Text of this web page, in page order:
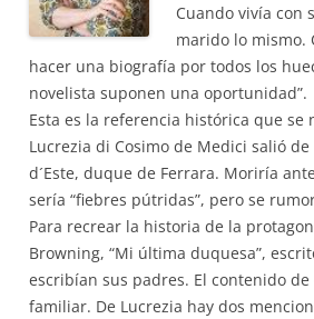
Cuando vivía con
marido lo mismo.
hacer una biografía por todos los
novelista suponen una oportunidad”.
Esta es la referencia histórica que se
Lucrezia di Cosimo de Medici salió
d´Este, duque de Ferrara. Moriría
sería “fiebres pútridas”, pero se
Para recrear la historia de la
Browning, “Mi última duquesa”,
escribían sus padres. El contenido
familiar. De Lucrezia hay dos